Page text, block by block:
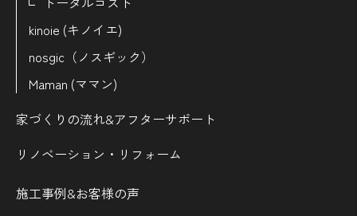
kinoie (キノイエ)
nosgic（ノスギック）
Maman (ママン)
家づくりの流れ&アフターサポート
リノベーション・リフォーム
施工事例&お客様の声